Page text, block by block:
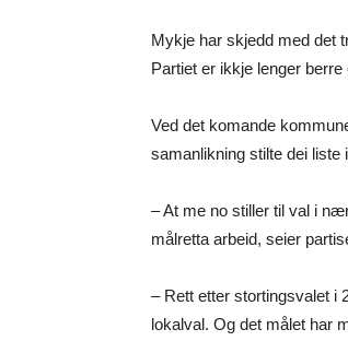
Mykje har skjedd med det
Partiet er ikkje lenger
Ved det komande
samanlikning stilte dei liste
– At me no stiller til val i
målretta arbeid, seier
– Rett etter stortingsvalet i
lokalval. Og det målet har